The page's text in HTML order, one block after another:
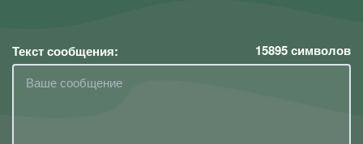
Текст сообщения: 15895символов